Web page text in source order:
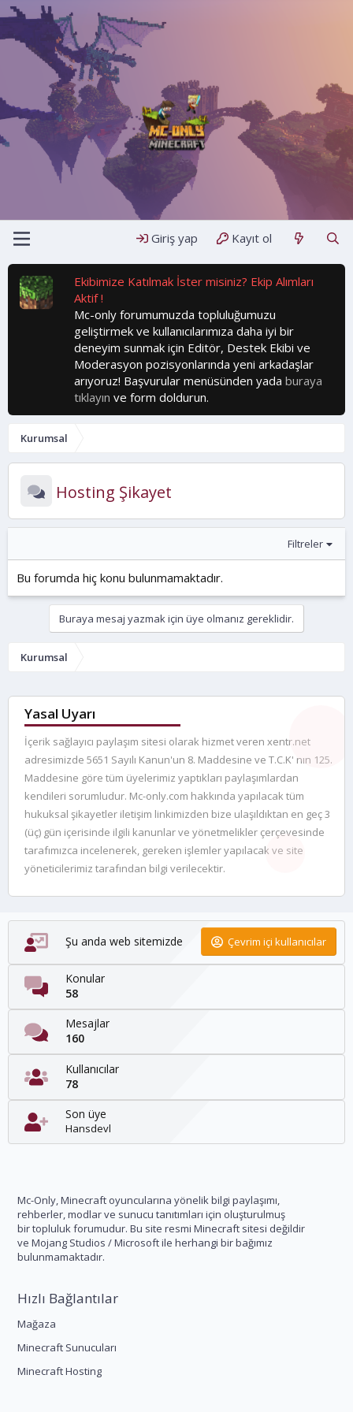
Giriş yap Kayıt ol
Ekibimize Katılmak İster misiniz? Ekip Alımları
Aktif !
Mc-only forumumuzda topluluğumuzu
geliştirmek ve kullanıcılarımıza daha iyi bir
deneyim sunmak için Editör, Destek Ekibi ve
Moderasyon pozisyonlarında yeni arkadaşlar
arıyoruz! Başvurular menüsünden yada buraya
tıklayın ve form doldurun.
Kurumsal
Hosting Şikayet
Filtreler
Bu forumda hiç konu bulunmamaktadır.
Buraya mesaj yazmak için üye olmanız gereklidir.
Kurumsal
Yasal Uyarı
İçerik sağlayıcı paylaşım sitesi olarak hizmet veren xentr.net
adresimizde 5651 Sayılı Kanun'un 8. Maddesine ve T.C.K' nın 125.
Maddesine göre tüm üyelerimiz yaptıkları paylaşımlardan
kendileri sorumludur. Mc-only.com hakkında yapılacak tüm
hukuksal şikayetler iletişim linkimizden bize ulaşıldıktan en geç 3
(üç) gün içerisinde ilgili kanunlar ve yönetmelikler çerçevesinde
tarafımızca incelenerek, gereken işlemler yapılacak ve site
yöneticilerimiz tarafından bilgi verilecektir.
Şu anda web sitemizde Çevrim içi kullanıcılar
Konular
58
Mesajlar
160
Kullanıcılar
78
Son üye
Hansdevl
Mc-Only, Minecraft oyuncularına yönelik bilgi paylaşımı,
rehberler, modlar ve sunucu tanıtımları için oluşturulmuş
bir topluluk forumudur. Bu site resmi Minecraft sitesi değildir
ve Mojang Studios / Microsoft ile herhangi bir bağımız
bulunmamaktadır.
Hızlı Bağlantılar
Mağaza
Minecraft Sunucuları
Minecraft Hosting